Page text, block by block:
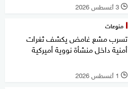
l 3 أغسطس 2026
منوعات
تسرب مشع غامض يكشف ثغرات
أمنية داخل منشأة نووية أميركية
l 1 أغسطس 2026